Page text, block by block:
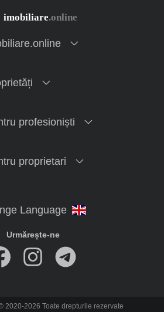
profesioniști
proprietari
Urmărește-ne
2020-2026 Toate drepturile rezervate